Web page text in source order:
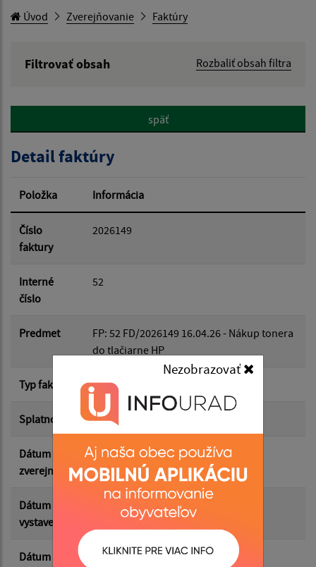
Nezobrazovať
Úvod Zverejňovanie Faktúry
Filtrovať obsah
Rozbaliť obsah filtra
Hľadať v:
Dátum od:
Dátum do:
Suma od:
späť
Detail faktúry
Položka Informácia
Číslo
faktury
2026149
Interné
číslo
52
Predmet
FP: 52 FD/2026149 16.04.26 - Nákup tonera
do tlačiarne HP
Typ faktúry dodávateľská
Splatnosť 28.01.2026
Dátum
zverejnenia
26.05.2026
Dátum
vystavenia
13.04.2026
Dátum
17.04.2026